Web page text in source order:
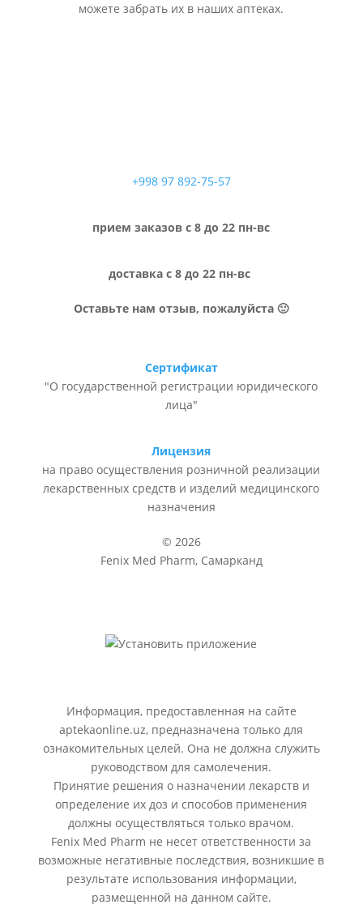
можете забрать их в наших аптеках.
+998 97 892-75-57
прием заказов с 8 до 22 пн-вс
доставка с 8 до 22 пн-вс
Оставьте нам отзыв, пожалуйста 🙂
Сертификат
"О государственной регистрации юридического
лица"
Лицензия
на право осуществления розничной реализации
лекарственных средств и изделий медицинского
назначения
© 2026
Fenix Med Pharm, Самарканд
Информация, предоставленная на сайте
aptekaonline.uz, предназначена только для
ознакомительных целей. Она не должна служить
руководством для самолечения.
Принятие решения о назначении лекарств и
определение их доз и способов применения
должны осуществляться только врачом.
Fenix Med Pharm не несет ответственности за
возможные негативные последствия, возникшие в
результате использования информации,
размещенной на данном сайте.